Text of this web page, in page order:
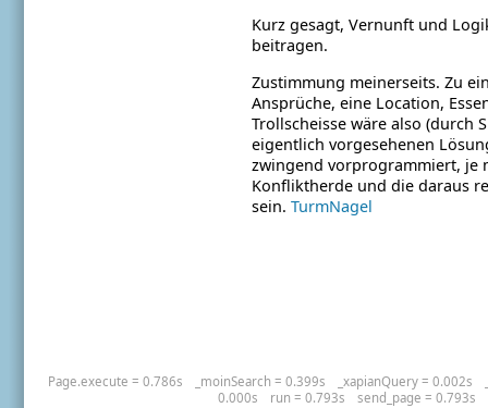
Kurz gesagt, Vernunft und
beitragen.
Zustimmung meinerseits. Zu
Ansprüche, eine Location,
Trollscheisse wäre also (durch
eigentlich vorgesehenen
zwingend vorprogrammiert, je
Konfliktherde und die daraus
sein. TurmNagel
Page.execute = 0.786s _moinSearch = 0.399s _xapianQuery = 0.002s
0.000s
run = 0.793s send_page = 0.793s